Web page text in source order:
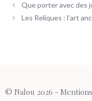
Que porter avec des
Les Reliques : l’art
© Nalou 2026 -